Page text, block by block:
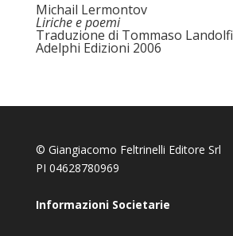
Michail Lermontov
Liriche e poemi
Traduzione di Tommaso Landolfi
Adelphi Edizioni 2006
© Giangiacomo Feltrinelli Editore Srl
PI 04628780969
Informazioni Societarie